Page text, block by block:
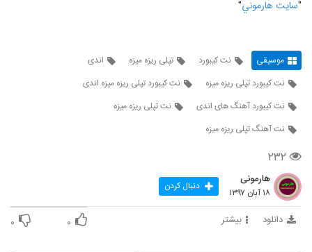
"سايت هارموني"
موسیقی نت کیبورد تپلی ریزه میزه
اندی
نت کیبورد تپلی ریزه میزه
نت کیبورد تپلی ریزه میزه اندی
نت کیبورد آهنگ های اندی
نت تپلی ریزه میزه
نت آهنگ تپلی ریزه میزه
۲۳۲
هارمونی
۱۸ آبان ۱۳۹۷ دنبال کردن
دانلود بیشتر ۰ ۰